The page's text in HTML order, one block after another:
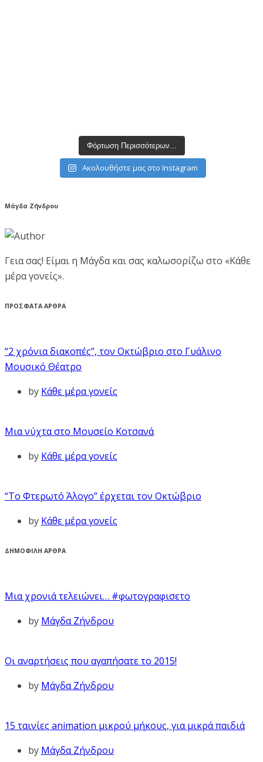
Φόρτωση Περισσότερων...
Ακολουθήστε μας στο Instagram
Μάγδα Ζήνδρου
Γεια σας! Είμαι η Μάγδα και σας καλωσορίζω στο «Κάθε
μέρα γονείς».
ΠΡΟΣΦΑΤΑ ΑΡΘΡΑ
“2 χρόνια διακοπές”, τον Οκτώβριο στο Γυάλινο
Μουσικό Θέατρο
by Κάθε μέρα γονείς
Μια νύχτα στο Μουσείο Κοτσανά
by Κάθε μέρα γονείς
“Το Φτερωτό Άλογο” έρχεται τον Οκτώβριο
by Κάθε μέρα γονείς
ΔΗΜΟΦΙΛΗ ΑΡΘΡΑ
Μια χρονιά τελειώνει… #φωτογραφισετο
by Μάγδα Ζήνδρου
Οι αναρτήσεις που αγαπήσατε το 2015!
by Μάγδα Ζήνδρου
15 ταινίες animation μικρού μήκους, για μικρά παιδιά
by Μάγδα Ζήνδρου